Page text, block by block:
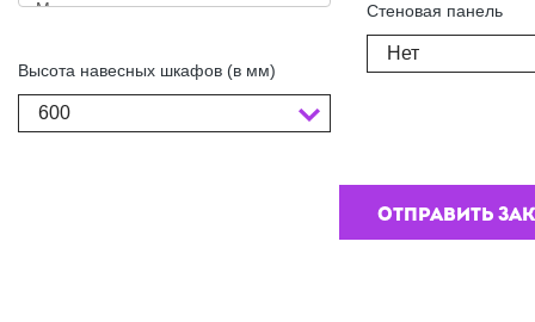
Высота навесных шкафов (в мм)
600
Стеновая панель
Нет